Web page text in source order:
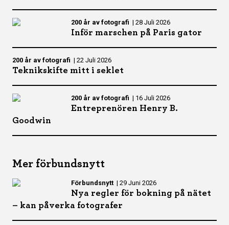
200 år av fotografi | 28 Juli 2026
Inför marschen på Paris gator
200 år av fotografi | 22 Juli 2026
Teknikskifte mitt i seklet
200 år av fotografi | 16 Juli 2026
Entreprenören Henry B.
Goodwin
Mer förbundsnytt
Förbundsnytt | 29 Juni 2026
Nya regler för bokning på nätet
– kan påverka fotografer